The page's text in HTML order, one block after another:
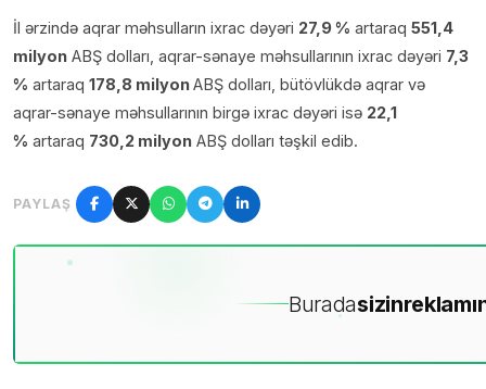
İl ərzində aqrar məhsulların ixrac dəyəri 27,9 % artaraq 551,4
milyon ABŞ dolları, aqrar-sənaye məhsullarının ixrac dəyəri 7,3
% artaraq 178,8 milyonABŞ dolları, bütövlükdə aqrar və
aqrar-sənaye məhsullarının birgə ixrac dəyəri isə 22,1
% artaraq 730,2 milyon ABŞ dolları təşkil edib.
PAYLAŞ
Buradasizin